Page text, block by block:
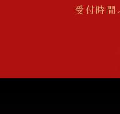
受付時間